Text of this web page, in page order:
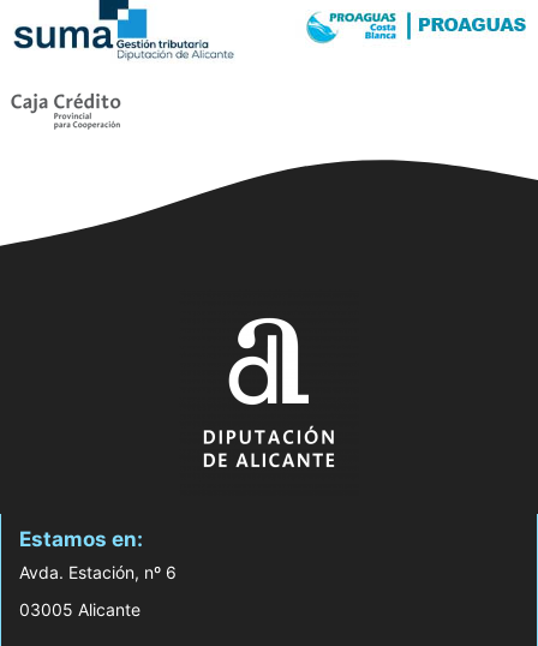
Estamos en:
Avda. Estación, nº 6
03005 Alicante